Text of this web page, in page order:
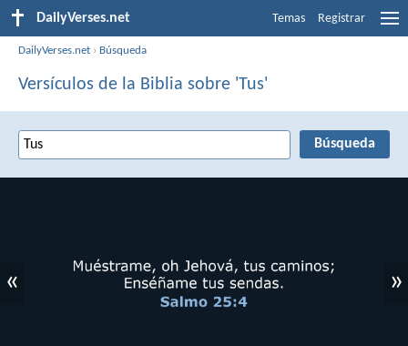
DailyVerses.net Temas Registrar
DailyVerses.net › Búsqueda
Versículos de la Biblia sobre 'Tus'
« »